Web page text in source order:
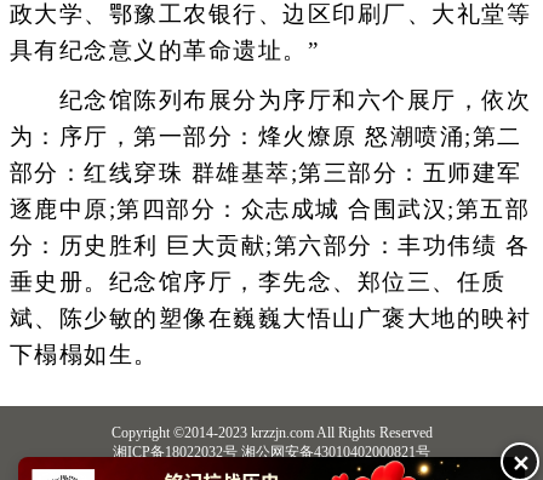
政大学、鄂豫工农银行、边区印刷厂、大礼堂等
具有纪念意义的革命遗址。”
纪念馆陈列布展分为序厅和六个展厅，依次
为：序厅，第一部分：烽火燎原 怒潮喷涌;第二
部分：红线穿珠 群雄基萃;第三部分：五师建军
逐鹿中原;第四部分：众志成城 合围武汉;第五部
分：历史胜利 巨大贡献;第六部分：丰功伟绩 各
垂史册。纪念馆序厅，李先念、郑位三、任质
斌、陈少敏的塑像在巍巍大悟山广褒大地的映衬
下榻榻如生。
Copyright ©2014-2023 krzzjn.com All Rights Reserved
湘ICP备18022032号 湘公网安备43010402000821号
中央网信办违法和不良信息举报中心
长沙市互联网违法和不良信息举报中心✕